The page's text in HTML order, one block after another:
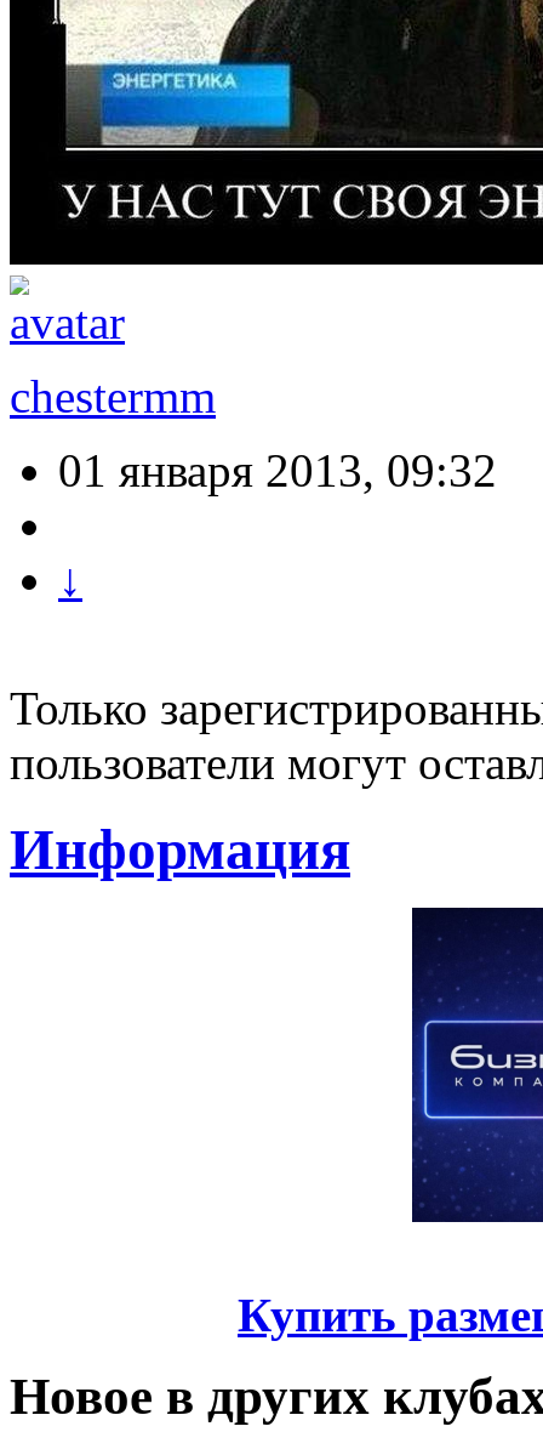
chestermm
01 января 2013, 09:32
↓
Только
пользователи могут
Информация
Купить
Новое в других